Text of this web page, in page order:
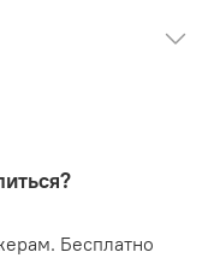
Бесплатно